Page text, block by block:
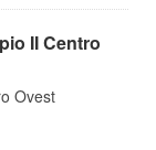
II Centro
Ovest